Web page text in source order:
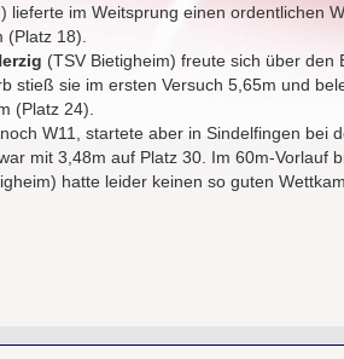
lieferte im Weitsprung einen ordentlichen
18).
(TSV Bietigheim) freute sich über den
stieß sie im ersten Versuch 5,65m und
(Platz 24).
W11, startete aber in Sindelfingen bei
mit 3,48m auf Platz 30. Im 60m-Vorlauf
hatte leider keinen so guten